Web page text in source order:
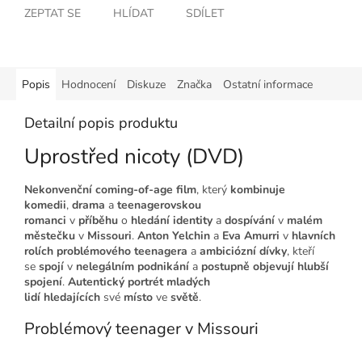
ZEPTAT SE HLÍDAT SDÍLET
Popis Hodnocení Diskuze Značka Ostatní informace
Detailní popis produktu
Uprostřed nicoty (DVD)
Nekonvenční coming-of-age film, který kombinuje
komedii, drama a teenagerovskou
romanci v příběhu o hledání identity a dospívání v malém
městečku v Missouri. Anton Yelchin a Eva Amurri v hlavních
rolích problémového teenagera a ambiciózní dívky, kteří
se spojí v nelegálním podnikání a postupně objevují hlubší
spojení. Autentický portrét mladých
lidí hledajících své místo ve světě.
Problémový teenager v Missouri